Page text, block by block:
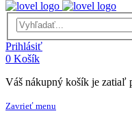
Prihlásiť
0 Košík
Váš nákupný košík je zatiaľ
Zavrieť menu